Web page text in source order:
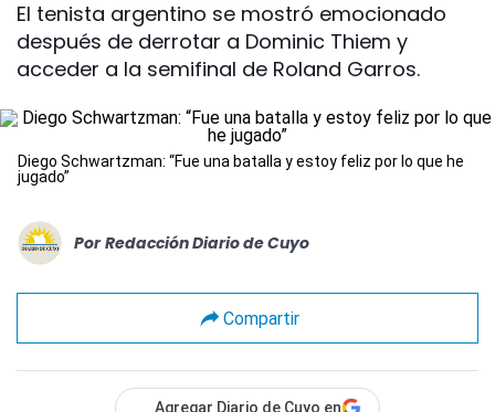
El tenista argentino se mostró emocionado
después de derrotar a Dominic Thiem y
acceder a la semifinal de Roland Garros.
Diego Schwartzman: “Fue una batalla y estoy feliz por lo que he
jugado”
Por Redacción Diario de Cuyo
Compartir
Agregar Diario de Cuyo en